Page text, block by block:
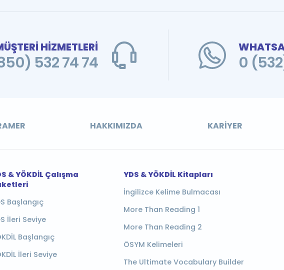
HİZMETLERİ
532 74 74 0
HAKKIMIZDA KARIYER
& YÖKDİL Çalışma
Başlangıç
İleri Seviye
Başlangıç
İleri Seviye
YDS & YÖKDİL Kitapları
İngilizce Kelime Bulmacası
More Than Reading 1
More Than Reading 2
ÖSYM Kelimeleri
The Ultimate Vocabulary Builder